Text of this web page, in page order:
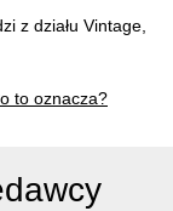
z działu Vintage,
to oznacza?